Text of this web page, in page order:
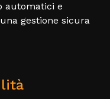
automatici e
gestione sicura